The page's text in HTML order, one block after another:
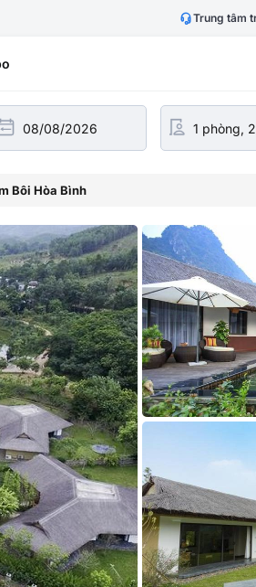
Trung tâm
Bôi Hòa Bình